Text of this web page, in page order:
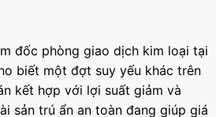
đốc phòng giao dịch kim loại tại
biết một đợt suy yếu khác trên
kết hợp với lợi suất giảm và
sản trú ẩn an toàn đang giúp giá